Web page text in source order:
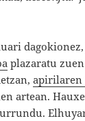
plazaratu
apirilaren
artean.